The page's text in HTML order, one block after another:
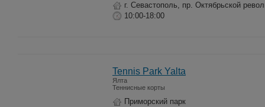
г. Севастополь, пр. Октябрьской
10:00-18:00
Tennis Park Yalta
Ялта
Теннисные корты
Приморский парк